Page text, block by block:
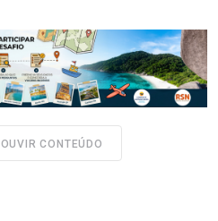
OUVIR CONTEÚDO